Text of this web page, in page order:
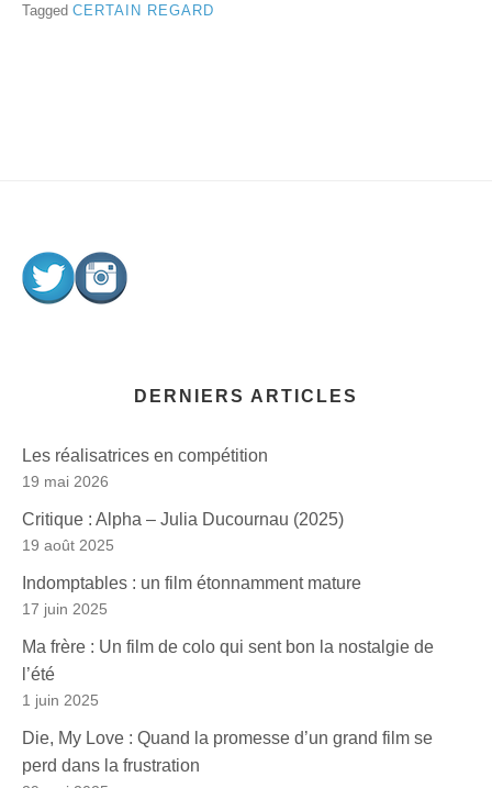
Tagged CERTAIN REGARD
DERNIERS ARTICLES
Les réalisatrices en compétition
19 mai 2026
Critique : Alpha – Julia Ducournau (2025)
19 août 2025
Indomptables : un film étonnamment mature
17 juin 2025
Ma frère : Un film de colo qui sent bon la nostalgie de
l’été
1 juin 2025
Die, My Love : Quand la promesse d’un grand film se
perd dans la frustration